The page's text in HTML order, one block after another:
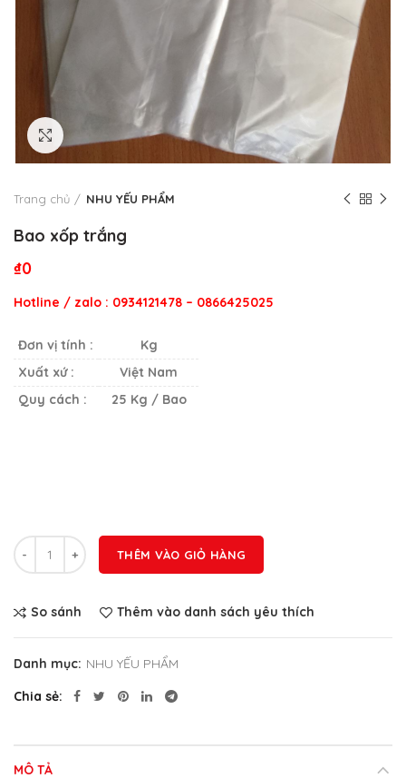
Click to enlarge
Trang chủ NHU YẾU PHẨM
Bao xốp trắng
₫0
Hotline / zalo : 0934121478 – 0866425025
Đơn vị tính :
Kg
Xuất xứ :
Việt Nam
Quy cách :
25 Kg / Bao
Số lượng
THÊM VÀO GIỎ HÀNG
So sánh Thêm vào danh sách yêu thích
Danh mục: NHU YẾU PHẨM
Chia sẻ
MÔ TẢ